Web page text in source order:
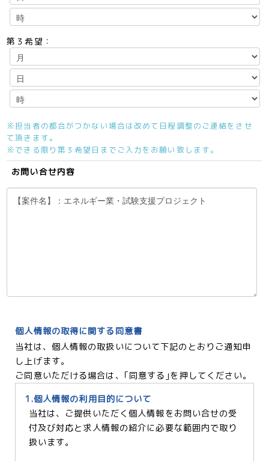
第３希望：
※担当者の都合がつかない場合は改めて日程調整のご連絡をさせ
て頂きます。
※できる限り第３希望日までご入力をお願い致します。
お問い合せ内容
個人情報の取得に関する同意書
当社は、個人情報の取扱いについて下記のとおりご通知申
し上げます。
ご同意いただける場合は、｢同意する｣を押してください。
1.個人情報の利用目的について
当社は、ご提供いただく個人情報をお問い合せの受
付及び対応と求人情報の紹介に必要な範囲内で取り
扱います。